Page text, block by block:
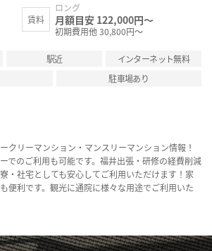
賃料
ロング
月額目安 122,000円～
初期費用他 30,800円～
駅近
インターネット無料
駐車場あり
クリーマンション・マンスリーマンション情報！
でのご利用も可能です。福井出張・研修の経費削減
・社宅としても安心してご利用いただけます！家
便利です。観光に通院に様々な用途でご利用いた